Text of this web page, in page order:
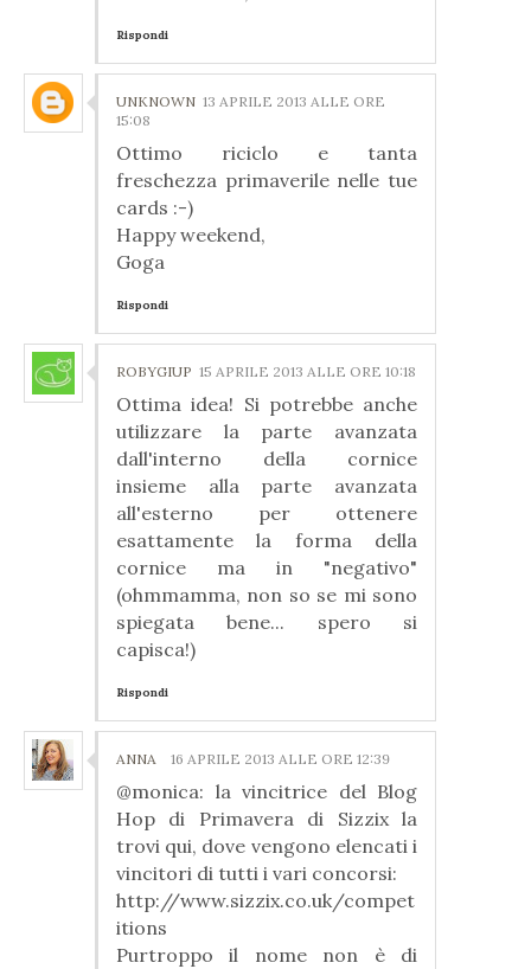
Rispondi
UNKNOWN 13 APRILE 2013 ALLE ORE
15:08
Ottimo riciclo e tanta
freschezza primaverile nelle tue
cards :-)
Happy weekend,
Goga
Rispondi
ROBYGIUP 15 APRILE 2013 ALLE ORE 10:18
Ottima idea! Si potrebbe anche
utilizzare la parte avanzata
dall'interno della cornice
insieme alla parte avanzata
all'esterno per ottenere
esattamente la forma della
cornice ma in "negativo"
(ohmmamma, non so se mi sono
spiegata bene... spero si
capisca!)
Rispondi
ANNA 16 APRILE 2013 ALLE ORE 12:39
@monica: la vincitrice del Blog
Hop di Primavera di Sizzix la
trovi qui, dove vengono elencati i
vincitori di tutti i vari concorsi:
http://www.sizzix.co.uk/compet
itions
Purtroppo il nome non è di